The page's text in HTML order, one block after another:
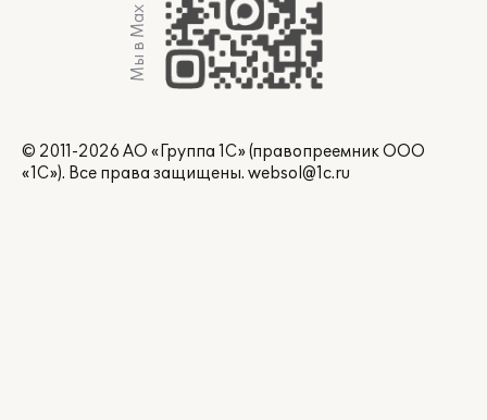
Мы в Max
© 2011-2026 АО «Группа 1С» (правопреемник ООО
«1С»). Все права защищены. websol@1c.ru